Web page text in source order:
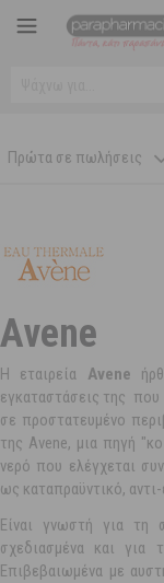
Πρώτα σε πωλήσεις
Avene
Η εταιρεία Avene
εγκαταστάσεις της που
σε προστατευμένο
της Avene, μια πηγή
νερό που ελέγχεται
ως καταπραϋντικό,
Είναι γνωστή για τη
σχεδιασμένα και για
Επιβεβαιωμένα με